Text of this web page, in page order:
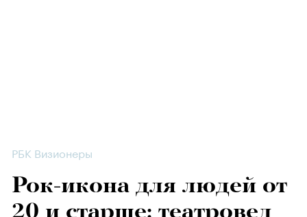
РБК Визионеры
Рок-икона для людей от
20 и старше: театровед